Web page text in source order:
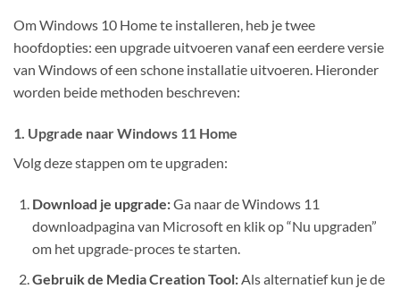
Om Windows 10 Home te installeren, heb je twee
hoofdopties: een upgrade uitvoeren vanaf een eerdere versie
van Windows of een schone installatie uitvoeren. Hieronder
worden beide methoden beschreven:
1. Upgrade naar Windows 11 Home
Volg deze stappen om te upgraden:
Download je upgrade:Ga naar de Windows 11
downloadpagina van Microsoft en klik op “Nu upgraden”
om het upgrade-proces te starten.
Gebruik de Media Creation Tool:Als alternatief kun je de